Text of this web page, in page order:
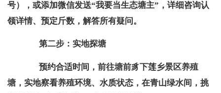
号），或添加微信发送“我要当生态塘主”，详细咨询认
领详情、预定斤数，解答所有疑问。
第二步：实地探塘
预约合适时间，前往塘前豸下莲乡景区养殖
塘，实地察看养殖环境、水质状态，在青山绿水间，挑